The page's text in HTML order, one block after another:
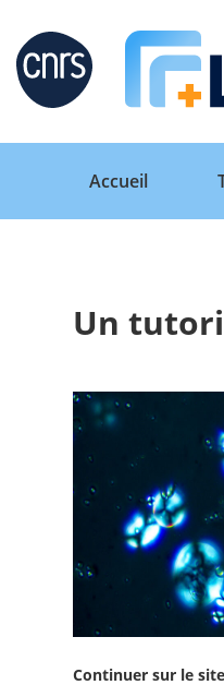
Retour
Accueil
Tous les articles
Qui sommes nous ?
Accueil
Un
Continuer sur le